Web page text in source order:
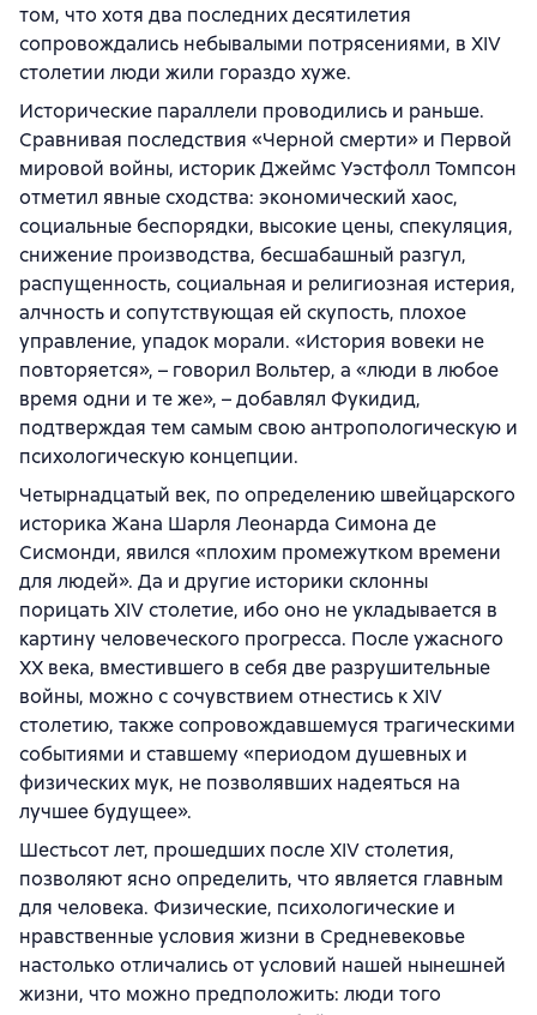
том, что хотя два последних десятилетия
сопровождались небывалыми потрясениями, в XIV
столетии люди жили гораздо хуже.
Исторические параллели проводились и раньше.
Сравнивая последствия «Черной смерти» и Первой
мировой войны, историк Джеймс Уэстфолл Томпсон
отметил явные сходства: экономический хаос,
социальные беспорядки, высокие цены, спекуляция,
снижение производства, бесшабашный разгул,
распущенность, социальная и религиозная истерия,
алчность и сопутствующая ей скупость, плохое
управление, упадок морали. «История вовеки не
повторяется», – говорил Вольтер, а «люди в любое
время одни и те же», – добавлял Фукидид,
подтверждая тем самым свою антропологическую и
психологическую концепции.
Четырнадцатый век, по определению швейцарского
историка Жана Шарля Леонарда Симона де
Сисмонди, явился «плохим промежутком времени
для людей». Да и другие историки склонны
порицать XIV столетие, ибо оно не укладывается в
картину человеческого прогресса. После ужасного
XX века, вместившего в себя две разрушительные
войны, можно с сочувствием отнестись к XIV
столетию, также сопровождавшемуся трагическими
событиями и ставшему «периодом душевных и
физических мук, не позволявших надеяться на
лучшее будущее».
Шестьсот лет, прошедших после XIV столетия,
позволяют ясно определить, что является главным
для человека. Физические, психологические и
нравственные условия жизни в Средневековье
настолько отличались от условий нашей нынешней
жизни, что можно предположить: люди того